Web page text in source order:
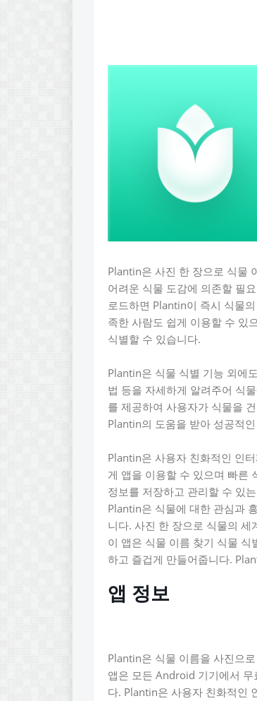
Plantin은 사진 한 장으로 식물
어려운 식물 도감에 의존할 필
로드하면 Plantin이 즉시 식물
족한 사람도 쉽게 이용할 수 있
식별할 수 있습니다.
Plantin은 식물 식별 기능 외에
법 등을 자세하게 알려주어 식
를 제공하여 사용자가 식물을
Plantin의 도움을 받아 성공적
Plantin은 사용자 친화적인 인
게 앱을 이용할 수 있으며 빠른
정보를 저장하고 관리할 수 있
Plantin은 식물에 대한 관심과
니다. 사진 한 장으로 식물의
이 앱은 식물 이름 찾기 식물
하고 즐겁게 만들어줍니다.
앱 정보
Plantin은 식물 이름을 사진으
앱은 모든 Android 기기에서
다. Plantin은 사용자 친화적인